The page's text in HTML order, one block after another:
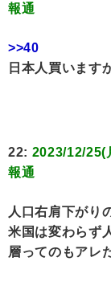
報通
>>40
日本人買います
22: 2023/12/25(
報通
人口右肩下がり
米国は変わらず
層ってのもアレ